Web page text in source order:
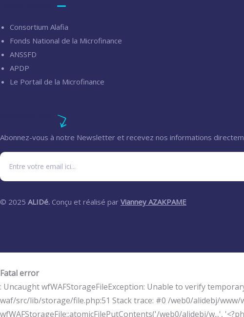
Consortium Alafia
Fonds National de la Microfinance
ANSSFD
APDP
Le Portail de la Microfinance
Abonnez-vous à notre Newsletter et recevez nos informations
© 2025 ALIDé. Conçu et réalisé par Vianney AZAKPAME
Fatal error
: Uncaught wfWAFStorageFileException: Unable to verify
waf/src/lib/storage/file.php:51 Stack trace: #0 /web0/alidebj/
wfWAFStorageFile::atomicFilePutContents('/web0/alidebj/w...',